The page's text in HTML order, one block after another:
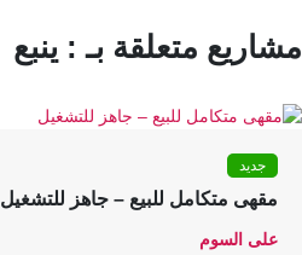
مشاريع متعلقة بـ : ينبع
جديد
مقهى متكامل للبيع – جاهز للتشغيل
على السوم